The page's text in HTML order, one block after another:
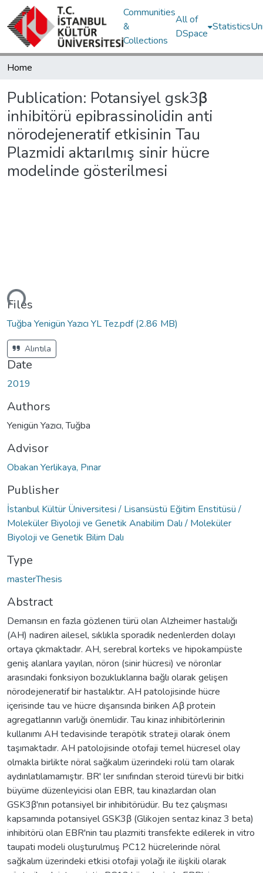
Communities
&
Collections
All of
DSpace
Statistics
Home
Publication: Potansiyel gsk3β
inhibitörü epibrassinolidin anti
nörodejeneratif etkisinin Tau
Plazmidi aktarılmış sinir hücre
modelinde gösterilmesi
Files
Tuğba Yenigün Yazıcı YL Tez.pdf(2.86 MB)
Alıntıla
Date
2019
Authors
Yenigün Yazıcı, Tuğba
Advisor
Obakan Yerlikaya, Pınar
Publisher
İstanbul Kültür Üniversitesi / Lisansüstü Eğitim Enstitüsü /
Moleküler Biyoloji ve Genetik Anabilim Dalı / Moleküler
Biyoloji ve Genetik Bilim Dalı
Type
masterThesis
Abstract
Demansın en fazla gözlenen türü olan Alzheimer hastalığı
(AH) nadiren ailesel, sıklıkla sporadik nedenlerden dolayı
ortaya çıkmaktadır. AH, serebral korteks ve hipokampüste
geniş alanlara yayılan, nöron (sinir hücresi) ve nöronlar
arasındaki fonksiyon bozukluklarına bağlı olarak gelişen
nörodejeneratif bir hastalıktır. AH patolojisinde hücre
içerisinde tau ve hücre dışarısında biriken Aβ protein
agregatlarının varlığı önemlidir. Tau kinaz inhibitörlerinin
kullanımı AH tedavisinde terapötik strateji olarak önem
taşımaktadır. AH patolojisinde otofaji temel hücresel olay
olmakla birlikte nöral sağkalım üzerindeki rolü tam olarak
aydınlatılamamıştır. BR' ler sınıfından steroid türevli bir bitki
büyüme düzenleyicisi olan EBR, tau kinazlardan olan
GSK3β'nın potansiyel bir inhibitörüdür. Bu tez çalışması
kapsamında potansiyel GSK3β (Glikojen sentaz kinaz 3 beta)
inhibitörü olan EBR'nin tau plazmiti transfekte edilerek in vitro
taupati modeli oluşturulmuş PC12 hücrelerinde nöral
sağkalım üzerindeki etkisi otofaji yolağı ile ilişkili olarak